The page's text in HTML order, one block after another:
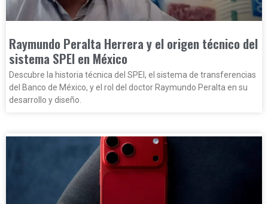
Raymundo Peralta Herrera y el origen técnico del
sistema SPEI en México
Descubre la historia técnica del SPEI, el sistema de transferencias
del Banco de México, y el rol del doctor Raymundo Peralta en su
desarrollo y diseño.